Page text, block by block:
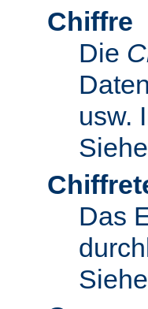
Chiffre
Die
usw.
Das